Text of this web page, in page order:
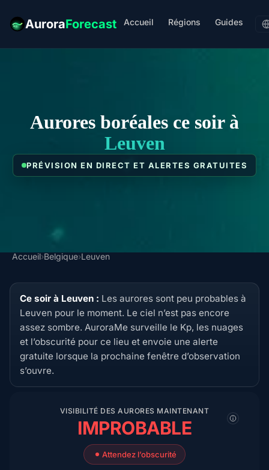
AuroraForecast Accueil Régions Guides
Aurores boréales ce soir à
Leuven
PRÉVISION EN DIRECT ET ALERTES GRATUITES
Accueil›Belgique›Leuven
Ce soir à Leuven : Les aurores sont peu probables à
Leuven pour le moment. Le ciel n’est pas encore
assez sombre. AuroraMe surveille le Kp, les nuages
et l’obscurité pour ce lieu et envoie une alerte
gratuite lorsque la prochaine fenêtre d’observation
s’ouvre.
VISIBILITÉ DES AURORES MAINTENANT
IMPROBABLE
Attendez l’obscurité